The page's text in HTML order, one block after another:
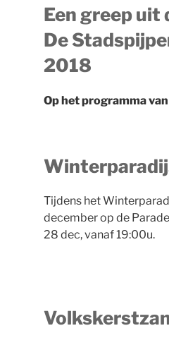
Een greep
De
2018
Op het programma
Tijdens het
december op de
28 dec, vanaf 19:00u.